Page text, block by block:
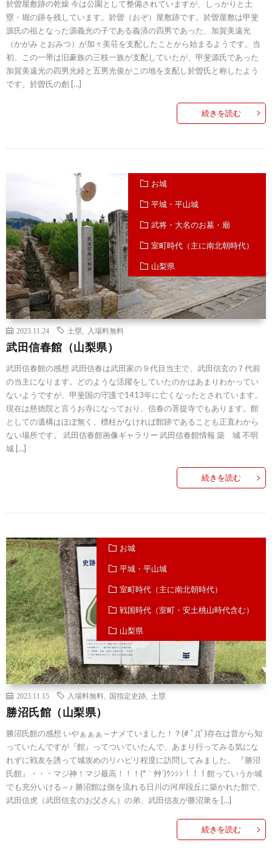
於曽屋敷跡の乾燥 今は公園として整備されていますが、しっかりと土
塁・堀の跡を残しています。於曽（おぞ）屋敷跡です。於曽屋敷は甲斐
源氏の祖となった源義光の子である義清の四男であった、加賀美遠光
（かがみ とおみつ）が加々美荘を支配したことから始まるようです。当
初、この一帯は旧豪族の三枝一族が支配していたが、甲斐源氏であった
加賀美遠光の四男光経と五男光俊がこの地を支配し於曽氏と称したよう
です。於曽氏の創 […]
続きを読む
お城
平城・平山城
武将・大名のお墓・廟
室町時代（主に南北朝時代）
山梨県
2023.11.24 土塁 入場料無料
武田信春館（山梨県）
武田信春館の感想 武田信春は武田家の９代目当主で、武田信玄の７代前
の当主になります。どのような活躍をしていたのかはあまりわかってい
ないようですが、甲斐国の守護で1413年に亡くなったとされています。
現在は慈徳院と言うお寺になっており、信春の菩提寺でもあります。館
としての遺構はほぼ無く、標柱がなければ館跡であることも正直わから
ない場所です。 武田信春館画像ギャラリー 武田信春館情報 築 城 不明
城 […]
続きを読む
お城
平城・平山城
室町時代（主に南北朝時代）
戦国時代（室町・安土桃山時代含む）
山梨県
2023.11.15 入場料無料 国指定史跡 土塁
勝沼氏館（山梨県）
勝沼氏館の感想 いやぁぁぁ～ナメていました！？(# ﾟДﾟ)存在は昔から知
っていたんですが『館』ってついていたんで、あまり行ってみる気にな
れずに戦友を誘って城攻めのリハビリ程度に訪問してみました。 『勝沼
氏館』・・・マジ神！マジ最高！！！(*｀艸´)ｳｼｼｼ！！！館っていうか城
でも充分いける～♪ 勝沼館は側を流れる日川の河岸段丘に築かれた館で、
武田信虎（武田信玄のお父さん）の弟、武田信友が勝沼衆を […]
続きを読む